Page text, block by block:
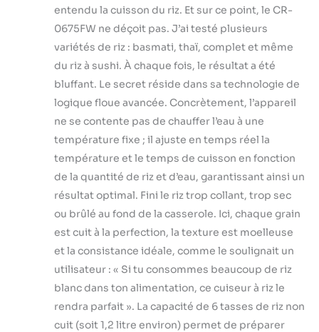
riz et une tasse à
mesurer pour une
utilisation facile.
Parfait pour
cuisiner de grands
lots pour les
réunions ou les
repas quotidiens.
Idéal pour les
familles occupées
: regorgeant de
fonctionnalités
riz blanc rapide et
un réglage de la
minuterie + un
mode de
casserole à riz
garantit que votre
nourriture est
prête lorsque vous
entendu la cuisson du riz. Et sur ce point, le CR-
0675FW ne déçoit pas. J’ai testé plusieurs
variétés de riz : basmati, thaï, complet et même
du riz à sushi. À chaque fois, le résultat a été
bluffant. Le secret réside dans sa technologie de
logique floue avancée. Concrètement, l’appareil
ne se contente pas de chauffer l’eau à une
température fixe ; il ajuste en temps réel la
température et le temps de cuisson en fonction
de la quantité de riz et d’eau, garantissant ainsi un
résultat optimal. Fini le riz trop collant, trop sec
ou brûlé au fond de la casserole. Ici, chaque grain
est cuit à la perfection, la texture est moelleuse
et la consistance idéale, comme le soulignait un
utilisateur : « Si tu consommes beaucoup de riz
blanc dans ton alimentation, ce cuiseur à riz le
rendra parfait ». La capacité de 6 tasses de riz non
cuit (soit 1,2 litre environ) permet de préparer